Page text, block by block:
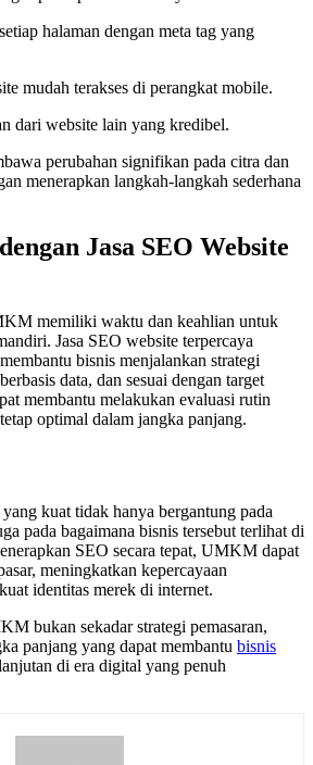
halaman dengan meta tag yang
mudah terakses di perangkat mobile.
dari website lain yang kredibel.
perubahan signifikan pada citra dan
menerapkan langkah-langkah sederhana
Jasa SEO Website
memiliki waktu dan keahlian untuk
Jasa SEO website terpercaya
bisnis menjalankan strategi
data, dan sesuai dengan target
membantu melakukan evaluasi rutin
optimal dalam jangka panjang.
kuat tidak hanya bergantung pada
pada bagaimana bisnis tersebut terlihat di
SEO secara tepat, UMKM dapat
meningkatkan kepercayaan
identitas merek di internet.
bukan sekadar strategi pemasaran,
panjang yang dapat membantu bisnis
di era digital yang penuh